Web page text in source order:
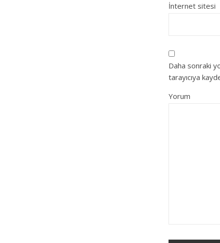
İnternet sitesi
Daha sonraki
tarayıcıya
Yorum